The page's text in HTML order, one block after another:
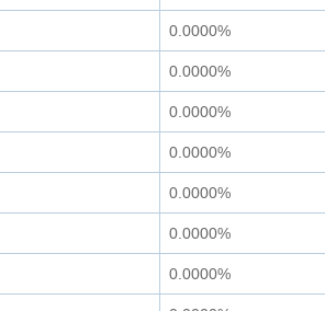
0.0000%
0.0000%
0.0000%
0.0000%
0.0000%
0.0000%
0.0000%